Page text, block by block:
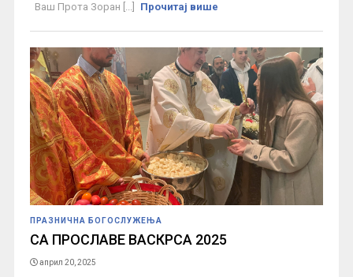
Ваш Прота Зоран [...] Прочитај више
ПРАЗНИЧНА БОГОСЛУЖЕЊА
СА ПРОСЛАВЕ ВАСКРСА 2025
април 20, 2025